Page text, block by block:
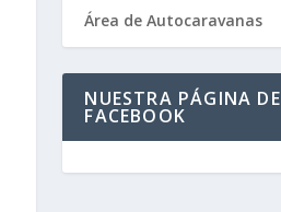
Área de Autocaravanas
NUESTRA PÁGINA DE
FACEBOOK